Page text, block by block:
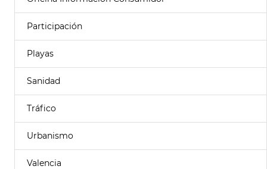
Participación
Playas
Sanidad
Tráfico
Urbanismo
Valencia